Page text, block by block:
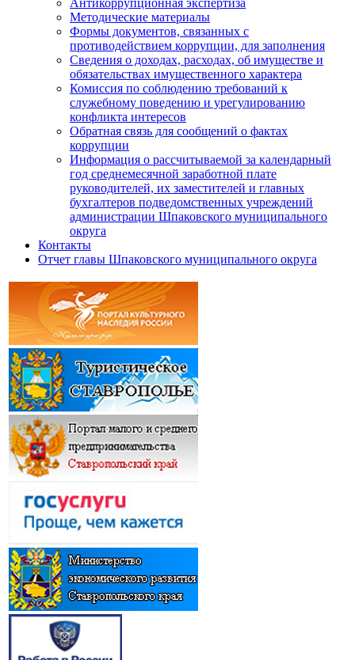
Методические материалы
Формы документов, связанных с
противодействием коррупции, для заполнения
Сведения о доходах, расходах, об имуществе и
обязательствах имущественного характера
Комиссия по соблюдению требований к
служебному поведению и урегулированию
конфликта интересов
Обратная связь для сообщений о фактах
коррупции
Информация о рассчитываемой за календарный
год среднемесячной заработной плате
руководителей, их заместителей и главных
бухгалтеров подведомственных учреждений
администрации Шпаковского муниципального
округа
Контакты
Отчет главы Шпаковского муниципального округа